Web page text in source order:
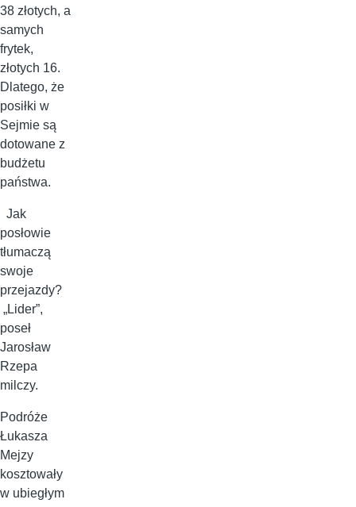
38 złotych, a
samych
frytek,
złotych 16.
Dlatego, że
posiłki w
Sejmie są
dotowane z
budżetu
państwa.
Jak
posłowie
tłumaczą
swoje
przejazdy?
„Lider”,
poseł
Jarosław
Rzepa
milczy.
Podróże
Łukasza
Mejzy
kosztowały
w ubiegłym